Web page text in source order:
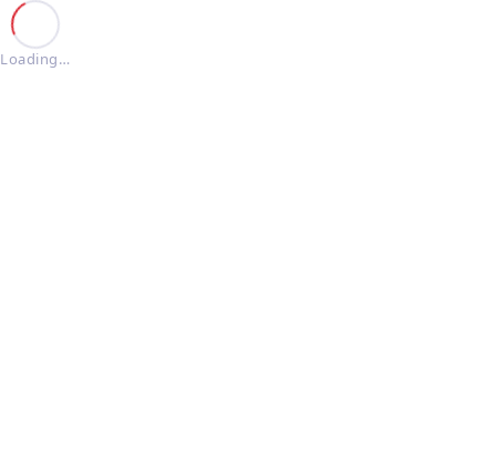
Loading…